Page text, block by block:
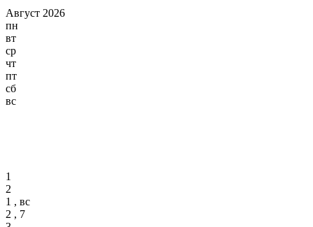
Август 2026
пн
вт
ср
чт
пт
сб
вс
1
2
1 , вс
2 , 7